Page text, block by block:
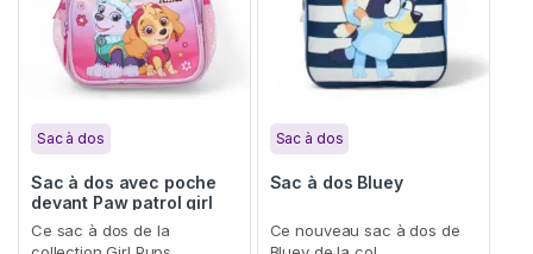
Sac à dos
Sac à dos avec poche
devant Paw patrol girl
Ce sac à dos de la
Sac à dos
Sac à dos Bluey
Ce nouveau sac à dos de